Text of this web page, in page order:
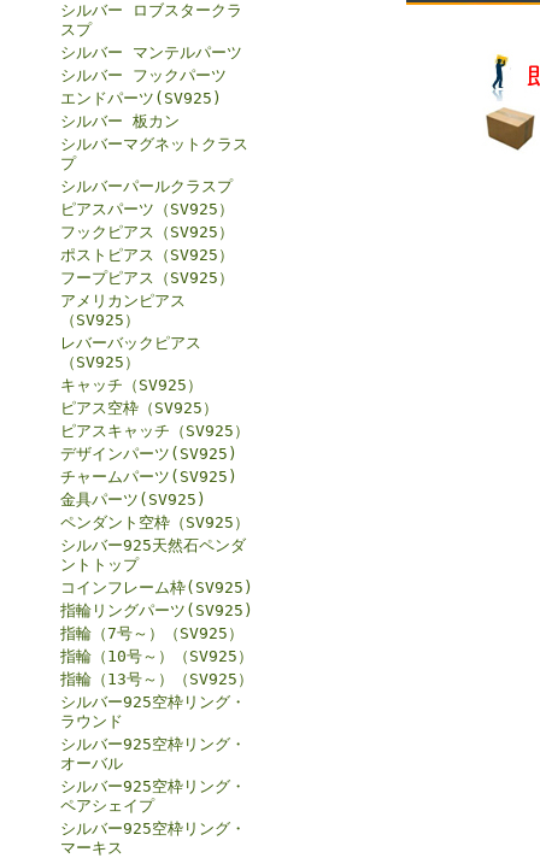
シルバー ロブスタークラ
スプ
シルバー マンテルパーツ
シルバー フックパーツ
エンドパーツ(SV925)
シルバー 板カン
シルバーマグネットクラス
プ
シルバーパールクラスプ
ピアスパーツ（SV925）
フックピアス（SV925）
ポストピアス（SV925）
フープピアス（SV925）
アメリカンピアス
（SV925）
レバーバックピアス
（SV925）
キャッチ（SV925）
ピアス空枠（SV925）
ピアスキャッチ（SV925）
デザインパーツ(SV925)
チャームパーツ(SV925)
金具パーツ(SV925)
ペンダント空枠（SV925）
シルバー925天然石ペンダ
ントトップ
コインフレーム枠(SV925)
指輪リングパーツ(SV925)
指輪（7号～）（SV925）
指輪（10号～）（SV925）
指輪（13号～）（SV925）
シルバー925空枠リング・
ラウンド
シルバー925空枠リング・
オーバル
シルバー925空枠リング・
ペアシェイプ
シルバー925空枠リング・
マーキス